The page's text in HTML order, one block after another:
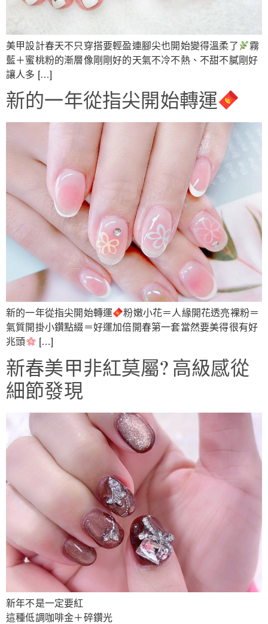
美甲設計春天不只穿搭要輕盈連腳尖也開始變得溫柔了
霧
藍＋蜜桃粉的漸層像剛剛好的天氣不冷不熱、不甜不膩剛好
讓人多 […]
新的一年從指尖開始轉運
新的一年從指尖開始轉運
粉嫩小花＝人緣開花透亮裸粉＝
氣質開掛小鑽點綴＝好運加倍開春第一套當然要美得很有好
兆頭
[…]
新春美甲非紅莫屬? 高級感從
細節發現
新年不是一定要紅
這種低調咖啡金＋碎鑽光